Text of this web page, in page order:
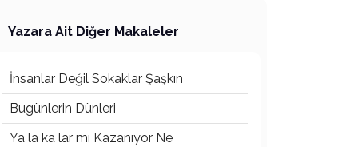
Yazara Ait Diğer Makaleler
İnsanlar Değil Sokaklar Şaşkın
Bugünlerin Dünleri
Ya la ka lar mı Kazanıyor Ne